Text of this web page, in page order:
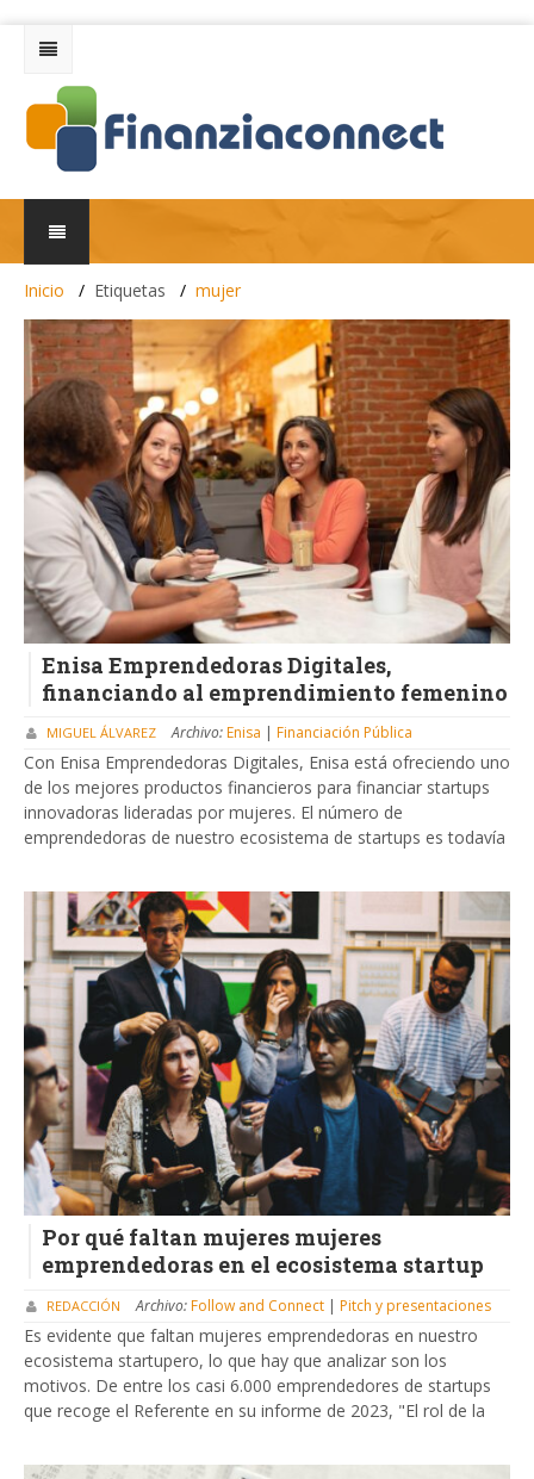
Inicio Etiquetas mujer
Enisa Emprendedoras Digitales,
financiando al emprendimiento femenino
MIGUEL ÁLVAREZ Archivo:Enisa | Financiación Pública
Con Enisa Emprendedoras Digitales, Enisa está ofreciendo uno
de los mejores productos financieros para financiar startups
innovadoras lideradas por mujeres. El número de
emprendedoras de nuestro ecosistema de startups es todavía
Por qué faltan mujeres mujeres
emprendedoras en el ecosistema startup
REDACCIÓN Archivo:Follow and Connect | Pitch y presentaciones
Es evidente que faltan mujeres emprendedoras en nuestro
ecosistema startupero, lo que hay que analizar son los
motivos. De entre los casi 6.000 emprendedores de startups
que recoge el Referente en su informe de 2023, "El rol de la